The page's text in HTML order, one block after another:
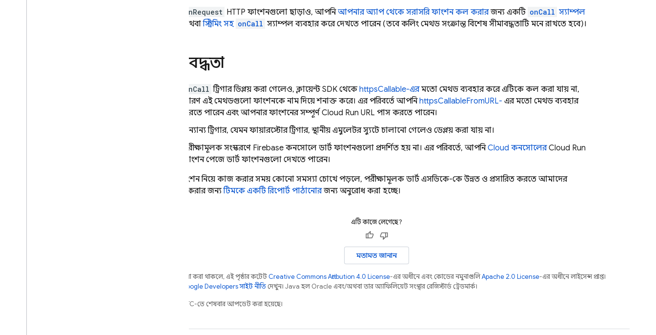
onRequest HTTP ফাংশনগুলো ছাড়াও, আপনিআপনার অ্যাপ থেকে সরাসরি ফাংশন কল করারজন্য একটি onCall স্যাম্পল
অথবাস্ট্রিমিং সহ onCall স্যাম্পল ব্যবহার করে দেখতে পারেন (তবে কলিং মেথড সংক্রান্ত বিশেষ সীমাবদ্ধতাটি মনে রাখতে হবে)।
সীমাবদ্ধতা
onCall ট্রিগার ডিপ্লয় করা গেলেও, ক্লায়েন্ট SDK থেকেhttpsCallable-এরমতো মেথড ব্যবহার করে এটিকে কল করা যায় না,
কারণ এই মেথডগুলো ফাংশনকে নাম দিয়ে শনাক্ত করে। এর পরিবর্তে আপনিhttpsCallableFromURL- এর মতো মেথড ব্যবহার
করতে পারেন এবং আপনার ফাংশনের সম্পূর্ণ Cloud Run URL পাস করতে পারেন।
অন্যান্য ট্রিগার, যেমন ফায়ারস্টোর ট্রিগার, স্থানীয় এমুলেটর স্যুটে চালানো গেলেও ডেপ্লয় করা যায় না।
পরীক্ষামূলক সংস্করণে Firebase কনসোলে ডার্ট ফাংশনগুলো প্রদর্শিত হয় না। এর পরিবর্তে, আপনিCloud কনসোলের Cloud Run
ফাংশন পেজে ডার্ট ফাংশনগুলো দেখতে পারেন।
ডার্ট ফাংশন নিয়ে কাজ করার সময় কোনো সমস্যা চোখে পড়লে, পরীক্ষামূলক ডার্ট এসডিকে-কে উন্নত ও প্রসারিত করতে আমাদের
সাহায্য করার জন্যটিমকে একটি রিপোর্ট পাঠানোরজন্য অনুরোধ করা হচ্ছে।
এটি কাজে লেগেছে?
মতামত জানান
অন্য কিছু উল্লেখ না করা থাকলে, এই পৃষ্ঠার কন্টেন্টCreative Commons Attribution 4.0 License-এর অধীনে এবং কোডের নমুনাগুলিApache 2.0 License-এর অধীনে লাইসেন্স প্রাপ্ত।
Google Developers সাইট নীতি দেখুন। Java হল Oracle এবং/অথবা তার অ্যাফিলিয়েট সংস্থার রেজিস্টার্ড ট্রেডমার্ক।
2026-08-05 UTC-তে শেষবার আপডেট করা হয়েছে।